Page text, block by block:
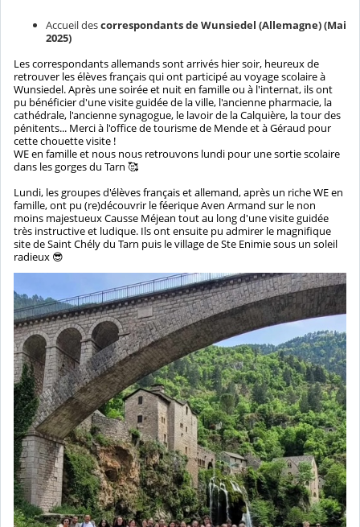
Accueil descorrespondants de Wunsiedel (Allemagne) (Mai
2025)
Les correspondants allemands sont arrivés hier soir, heureux de
retrouver les élèves français qui ont participé au voyage scolaire à
Wunsiedel. Après une soirée et nuit en famille ou à l'internat, ils ont
pu bénéficier d'une visite guidée de la ville, l'ancienne pharmacie, la
cathédrale, l'ancienne synagogue, le lavoir de la Calquière, la tour des
pénitents... Merci à l'office de tourisme de Mende et à Géraud pour
cette chouette visite !
WE en famille et nous nous retrouvons lundi pour une sortie scolaire
dans les gorges du Tarn 🥰
Lundi, les groupes d'élèves français et allemand, après un riche WE en
famille, ont pu (re)découvrir le féerique Aven Armand sur le non
moins majestueux Causse Méjean tout au long d'une visite guidée
très instructive et ludique. Ils ont ensuite pu admirer le magnifique
site de Saint Chély du Tarn puis le village de Ste Enimie sous un soleil
radieux 😎